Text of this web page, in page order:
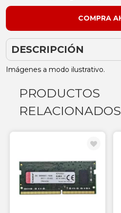
DESCRIPCIÓN
Imágenes a modo ilustrativo.
PRODUCTOS
RELACIONADOS